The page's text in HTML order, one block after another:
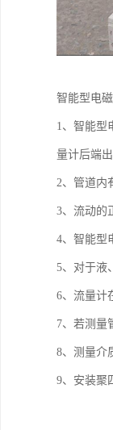
智能型电
1、智能型
量计后端
2、管道内
3、流动的
4、智能型
5、对于液
6、流量计
7、若测量
8、测量介
9、安装聚